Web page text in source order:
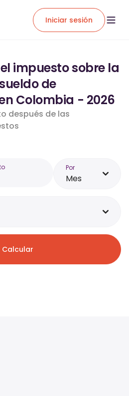
Iniciar sesión
impuesto sobre la
de
Colombia - 2026
después de las
Por
Mes
Calcular